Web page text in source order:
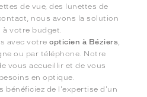
de vue, des lunettes de
nous avons la solution
à votre budget.
avec votreopticien à Béziers,
ou par téléphone. Notre
vous accueillir et de vous
en optique.
bénéficiez de l'expertise d'un